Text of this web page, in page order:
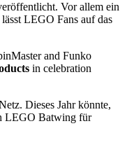
Vor allem ein
LEGO Fans auf das
and Funko
in celebration
Dieses Jahr könnte,
LEGO Batwing für